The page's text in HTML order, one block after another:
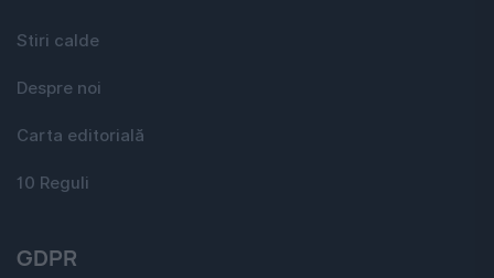
Stiri calde
Despre noi
Carta editorială
10 Reguli
GDPR